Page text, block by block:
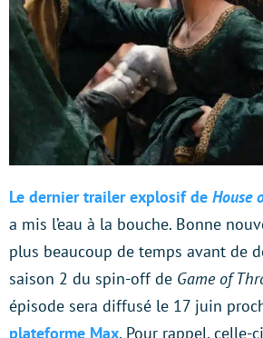
Le dernier trailer explosif de House
a mis l’eau à la bouche. Bonne
plus beaucoup de temps avant de
saison 2 du spin-off de Game of
épisode sera diffusé le 17 juin
plateforme Max. Pour rappel, celle-